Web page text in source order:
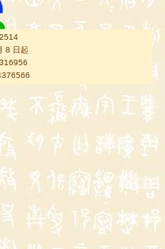
8 日起